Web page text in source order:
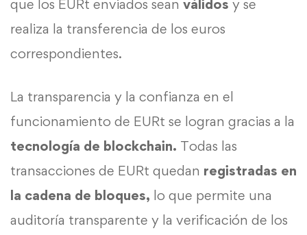
que los EURt enviados sean válidos y se
realiza la transferencia de los euros
correspondientes.
La transparencia y la confianza en el
funcionamiento de EURt se logran gracias a la
tecnología de blockchain. Todas las
transacciones de EURt quedan registradas en
la cadena de bloques, lo que permite una
auditoría transparente y la verificación de los